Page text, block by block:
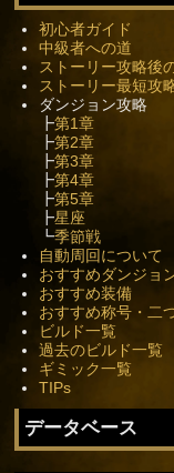
初心者ガイド
中級者への道
ストーリー攻略後
ストーリー最短攻
ダンジョン攻略
┣第1章
┣第2章
┣第3章
┣第4章
┣第5章
┣星座
┗季節戦
自動周回について
おすすめダンジョ
おすすめ装備
おすすめ称号・二
ビルド一覧
過去のビルド一覧
ギミック一覧
TIPs
データベース